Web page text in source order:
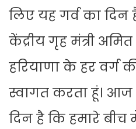
लिए यह गर्व का दिन
केंद्रीय गृह मंत्री
हरियाणा के हर
स्वागत करता हूं।
दिन है कि हमारे बीच